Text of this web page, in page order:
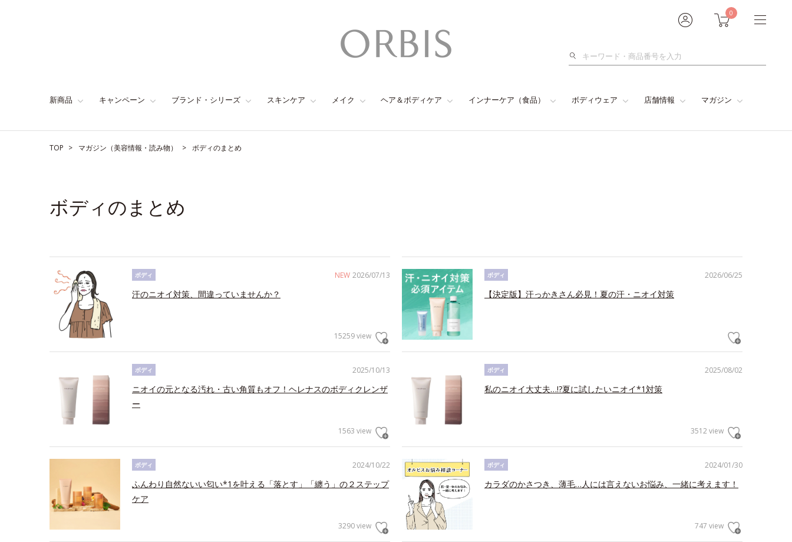
0
検
新商品 キャンペーン ブランド・シリーズ スキンケア メイク ヘア＆ボディケア インナーケア（食品） ボディウェア 店舗情報 マガジン
TOP マガジン（美容情報・読み物） ボディのまとめ
ボディのまとめ
NEW 2026/07/13
ボディ
汗のニオイ対策、間違っていませんか？
15259 view
2026/06/25
ボディ
【決定版】汗っかきさん必見！夏の汗・ニオイ対策
2025/10/13
ボディ
ニオイの元となる汚れ・古い角質もオフ！ヘレナスのボディクレンザ
ー
1563 view
2025/08/02
ボディ
私のニオイ大丈夫…!?夏に試したいニオイ*1対策
3512 view
2024/10/22
ボディ
ふんわり自然ないい匂い*1を叶える「落とす」「纏う」の２ステップ
ケア
3290 view
2024/01/30
ボディ
カラダのかさつき、薄毛…人には言えないお悩み、一緒に考えます！
747 view